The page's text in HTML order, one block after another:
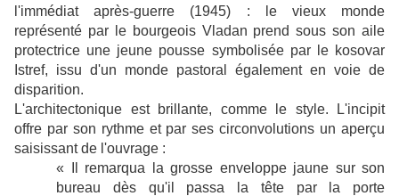
l'immédiat après-guerre (1945) : le vieux monde
représenté par le bourgeois Vladan prend sous son aile
protectrice une jeune pousse symbolisée par le kosovar
Istref, issu d'un monde pastoral également en voie de
disparition.
L'architectonique est brillante, comme le style. L'incipit
offre par son rythme et par ses circonvolutions un aperçu
saisissant de l'ouvrage :
« Il remarqua la grosse enveloppe jaune sur son
bureau dès qu'il passa la tête par la porte